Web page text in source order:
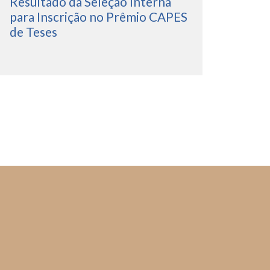
para Inscrição no Prêmio CAPES
de Teses